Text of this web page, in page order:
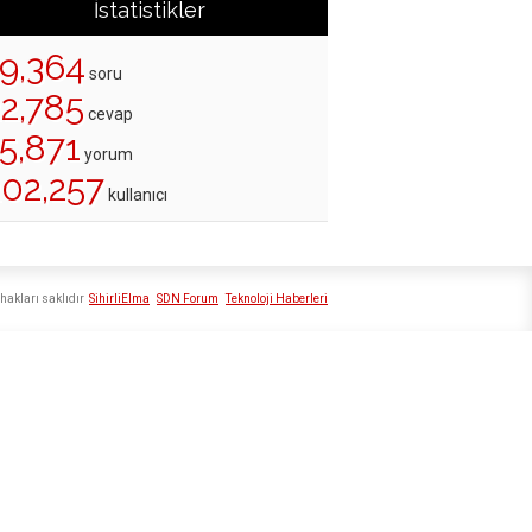
İstatistikler
soru
cevap
yorum
kullanıcı
SihirliElma SDN Forum Teknoloji Haberleri
saklıdır